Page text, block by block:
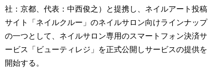
社：京都、代表：中西俊之）と提携し、ネイルアート投稿
サイト「ネイルクルー」のネイルサロン向けラインナップ
の一つとして、ネイルサロン専用のスマートフォン決済サ
ービス「ビューティレジ」を正式公開しサービスの提供を
開始する。